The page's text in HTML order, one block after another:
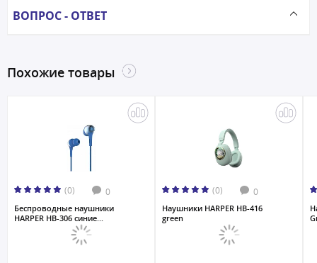
ВОПРОС - ОТВЕТ
Похожие товары
(0) 0
Беспроводные наушники
HARPER HB-306 синие...
(0) 0
Наушники HARPER HB-416
green